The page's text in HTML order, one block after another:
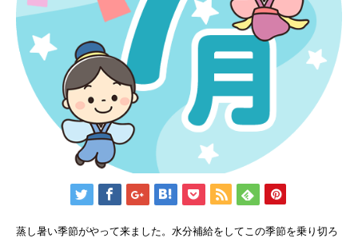
蒸し暑い季節がやって来ました。水分補給をしてこの季節を乗り切ろ